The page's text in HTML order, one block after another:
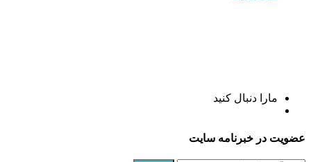
مارا دنبال کنید
عضویت در خبرنامه سایت